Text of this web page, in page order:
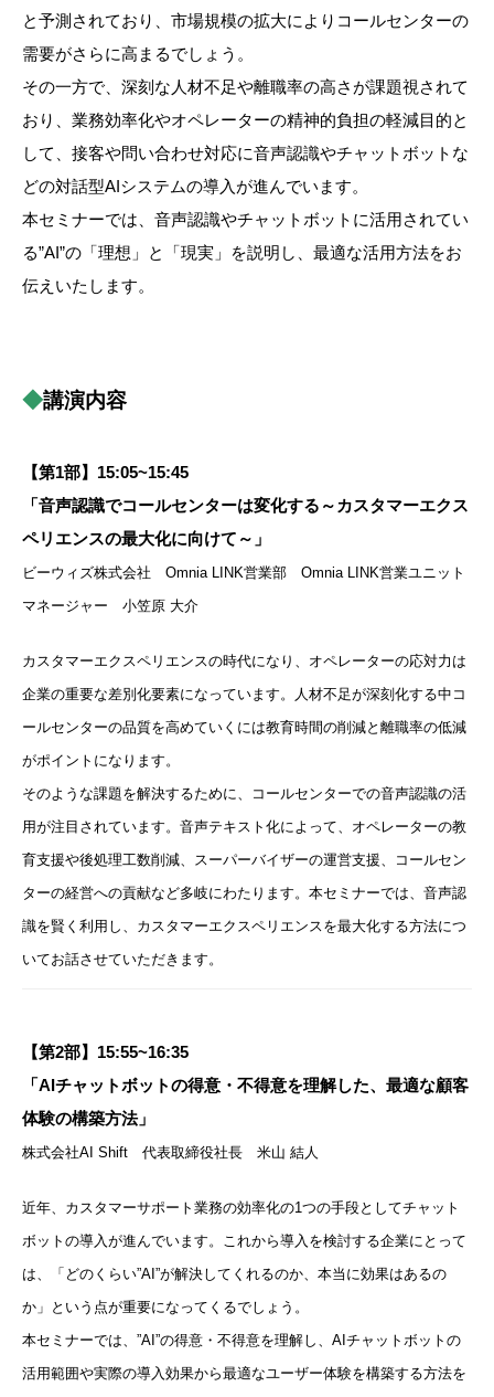
と予測されており、市場規模の拡大によりコールセンターの
需要がさらに高まるでしょう。
その一方で、深刻な人材不足や離職率の高さが課題視されて
おり、業務効率化やオペレーターの精神的負担の軽減目的と
して、接客や問い合わせ対応に音声認識やチャットボットな
どの対話型AIシステムの導入が進んでいます。
本セミナーでは、音声認識やチャットボットに活用されてい
る”AI”の「理想」と「現実」を説明し、最適な活用方法をお
伝えいたします。
◆講演内容
【第1部】15:05~15:45
「音声認識でコールセンターは変化する～カスタマーエクス
ペリエンスの最大化に向けて～」
ビーウィズ株式会社 Omnia LINK営業部 Omnia LINK営業ユニット
マネージャー 小笠原 大介
カスタマーエクスペリエンスの時代になり、オペレーターの応対力は
企業の重要な差別化要素になっています。人材不足が深刻化する中コ
ールセンターの品質を高めていくには教育時間の削減と離職率の低減
がポイントになります。
そのような課題を解決するために、コールセンターでの音声認識の活
用が注目されています。音声テキスト化によって、オペレーターの教
育支援や後処理工数削減、スーパーバイザーの運営支援、コールセン
ターの経営への貢献など多岐にわたります。本セミナーでは、音声認
識を賢く利用し、カスタマーエクスペリエンスを最大化する方法につ
いてお話させていただきます。
【第2部】15:55~16:35
「AIチャットボットの得意・不得意を理解した、最適な顧客
体験の構築方法」
株式会社AI Shift 代表取締役社長 米山 結人
近年、カスタマーサポート業務の効率化の1つの手段としてチャット
ボットの導入が進んでいます。これから導入を検討する企業にとって
は、「どのくらい”AI”が解決してくれるのか、本当に効果はあるの
か」という点が重要になってくるでしょう。
本セミナーでは、”AI”の得意・不得意を理解し、AIチャットボットの
活用範囲や実際の導入効果から最適なユーザー体験を構築する方法を